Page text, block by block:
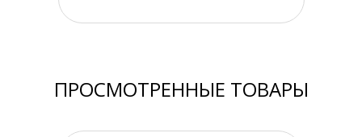
ПРОСМОТРЕННЫЕ ТОВАРЫ